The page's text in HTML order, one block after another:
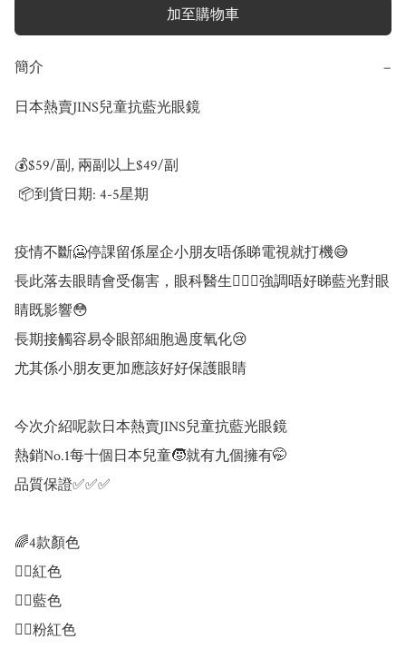
加至購物車
簡介 −
日本熱賣JINS兒童抗藍光眼鏡
💰$59/副, 兩副以上$49/副
疫情不斷🥶停課留係屋企小朋友唔係睇電視就打機😅
長此落去眼睛會受傷害，眼科醫生👨🏻‍⚕強調唔好睇藍光對眼
睛既影響😳
長期接觸容易令眼部細胞過度氧化😢
尤其係小朋友更加應該好好保護眼睛
今次介紹呢款日本熱賣JINS兒童抗藍光眼鏡
熱銷No.1每十個日本兒童🧒就有九個擁有🤭
品質保證✅✅✅
🌈4款顏色
👉🏻紅色
👉🏻藍色
👉🏻粉紅色